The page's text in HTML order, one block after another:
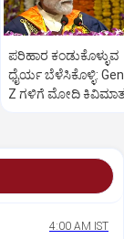
ಪರಿಹಾರ ಕಂಡುಕೊಳ್ಳುವ
ಧೈರ್ಯ ಬೆಳೆಸಿಕೊಳ್ಳಿ:
Z ಗಳಿಗೆ ಮೋದಿ
4:00 AM IST